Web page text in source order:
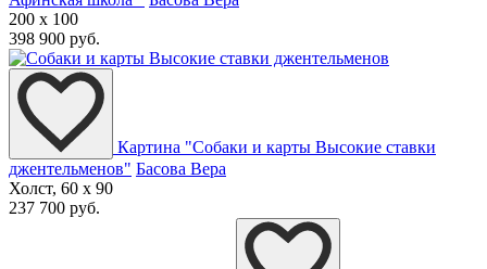
200 x 100
398 900 руб.
Картина "Собаки и карты Высокие ставки
джентельменов" Басова Вера
Холст, 60 x 90
237 700 руб.